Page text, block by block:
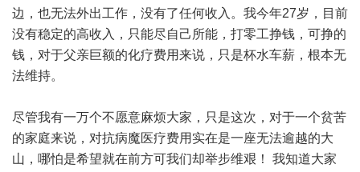
边，也无法外出工作，没有了任何收入。我今年27岁，目前
没有稳定的高收入，只能尽自己所能，打零工挣钱，可挣的
钱，对于父亲巨额的化疗费用来说，只是杯水车薪，根本无
法维持。
尽管我有一万个不愿意麻烦大家，只是这次，对于一个贫苦
的家庭来说，对抗病魔医疗费用实在是一座无法逾越的大
山，哪怕是希望就在前方可我们却举步维艰！ 我知道大家